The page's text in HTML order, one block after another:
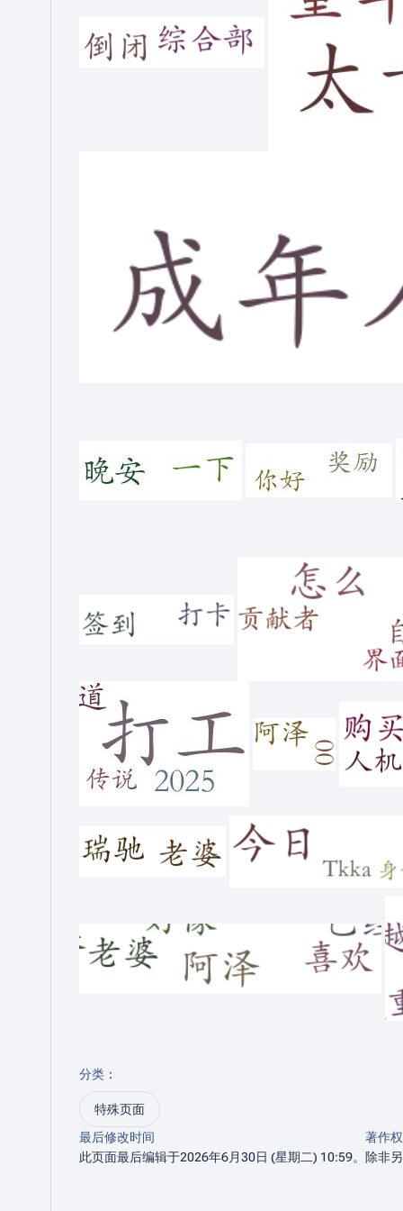
分类 ：​
特殊页面
最后修改时间
此页面最后编辑于2026年6月30日 (星期二) 10:59。
著作权
除非